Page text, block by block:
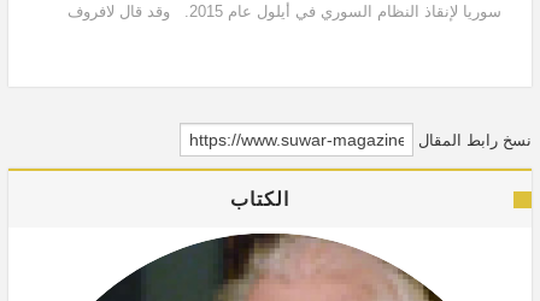
سوريا لإنقاذ النظام السوري في أيلول عام 2015. وقد قال لافروف
نسخ رابط المقال
الكتاب